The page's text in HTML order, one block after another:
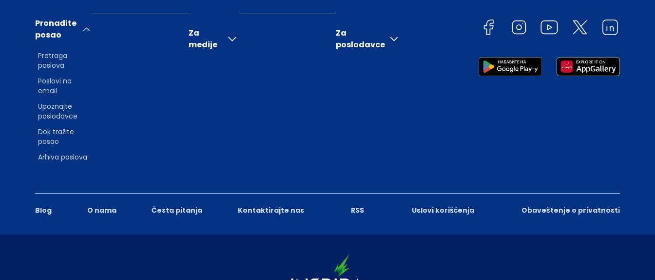
Blog O nama Česta pitanja Kontaktirajte nas RSS Uslovi korišćenja Obaveštenje o privatnosti
Pronađite
posao
Pretraga
poslova
Poslovi na
email
Upoznajte
poslodavce
Dok tražite
posao
Arhiva poslova
Za
medije
Za
poslodavce